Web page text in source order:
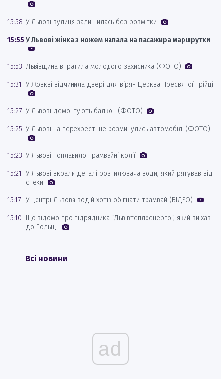
15:58 У Львові вулиця залишилась без розмітки
15:55 У Львові жінка з ножем напала на пасажира маршрутки
15:53 Львівщина втратила молодого захисника (ФОТО)
15:31 У Жовкві відчинила двері для вірян Церква Пресвятої Трійці
15:27 У Львові демонтують балкон (ФОТО)
15:25 У Львові на перехресті не розминулись автомобілі (ФОТО)
15:23 У Львові поплавило трамвайні колії
15:21 У Львові вкрали деталі розпилювача води, який рятував від
спеки
15:17 У центрі Львова водій хотів обігнати трамвай (ВІДЕО)
15:10 Що відомо про підрядника “Львівтеплоенерго”, який виїхав
до Польщі
Всі новини
ad